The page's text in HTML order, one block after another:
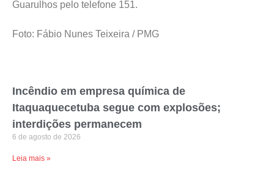
Guarulhos pelo telefone 151.
Foto: Fábio Nunes Teixeira / PMG
Incêndio em empresa química de
Itaquaquecetuba segue com explosões;
interdições permanecem
6 de agosto de 2026
Leia mais »